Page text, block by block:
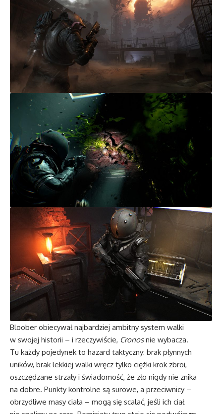
Bloober obiecywał najbardziej ambitny system walki
w swojej historii – i rzeczywiście, Cronosnie wybacza.
Tu każdy pojedynek to hazard taktyczny: brak płynnych
uników, brak lekkiej walki wręcz tylko ciężki krok zbroi,
oszczędzane strzały i świadomość, że zło nigdy nie znika
na dobre. Punkty kontrolne są surowe, a przeciwnicy –
obrzydliwe masy ciała – mogą się scalać, jeśli ich ciał